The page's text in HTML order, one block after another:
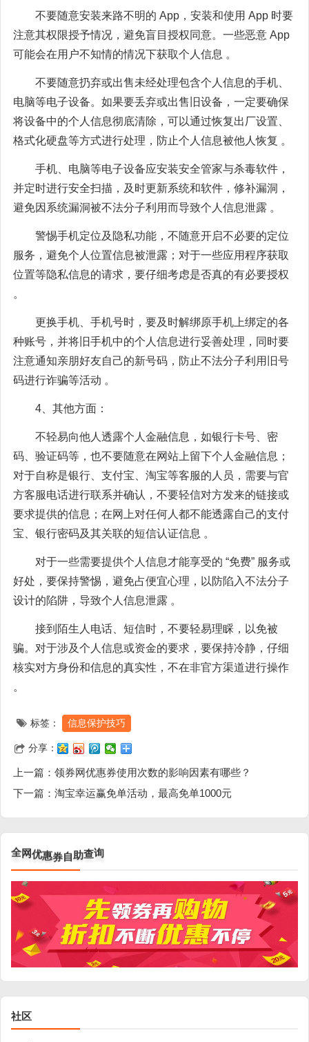
不要随意安装来路不明的 App，安装和使用 App 时要
注意其权限授予情况，避免盲目授权同意。一些恶意 App
可能会在用户不知情的情况下获取个人信息 。
不要随意扔弃或出售未经处理包含个人信息的手机、
电脑等电子设备。如果要丢弃或出售旧设备，一定要确保
将设备中的个人信息彻底清除，可以通过恢复出厂设置、
格式化硬盘等方式进行处理，防止个人信息被他人恢复 。
手机、电脑等电子设备应安装安全管家与杀毒软件，
并定时进行安全扫描，及时更新系统和软件，修补漏洞，
避免因系统漏洞被不法分子利用而导致个人信息泄露 。
警惕手机定位及隐私功能，不随意开启不必要的定位
服务，避免个人位置信息被泄露；对于一些应用程序获取
位置等隐私信息的请求，要仔细考虑是否真的有必要授权
。
更换手机、手机号时，要及时解绑原手机上绑定的各
种账号，并将旧手机中的个人信息进行妥善处理，同时要
注意通知亲朋好友自己的新号码，防止不法分子利用旧号
码进行诈骗等活动 。
4、其他方面：
不轻易向他人透露个人金融信息，如银行卡号、密
码、验证码等，也不要随意在网站上留下个人金融信息；
对于自称是银行、支付宝、淘宝等客服的人员，需要与官
方客服电话进行联系并确认，不要轻信对方发来的链接或
要求提供的信息；在网上对任何人都不能透露自己的支付
宝、银行密码及其关联的短信认证信息 。
对于一些需要提供个人信息才能享受的 “免费” 服务或
好处，要保持警惕，避免占便宜心理，以防陷入不法分子
设计的陷阱，导致个人信息泄露 。
接到陌生人电话、短信时，不要轻易理睬，以免被
骗。对于涉及个人信息或资金的要求，要保持冷静，仔细
核实对方身份和信息的真实性，不在非官方渠道进行操作
。
标签： 信息保护技巧
分享：
上一篇： 领券网优惠券使用次数的影响因素有哪些？
下一篇： 淘宝幸运赢免单活动，最高免单1000元
全网优惠券自助查询
社区